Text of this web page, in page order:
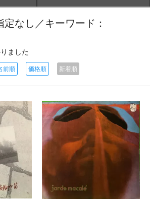
定なし／キーワード：
ました
前順 価格順 新着順